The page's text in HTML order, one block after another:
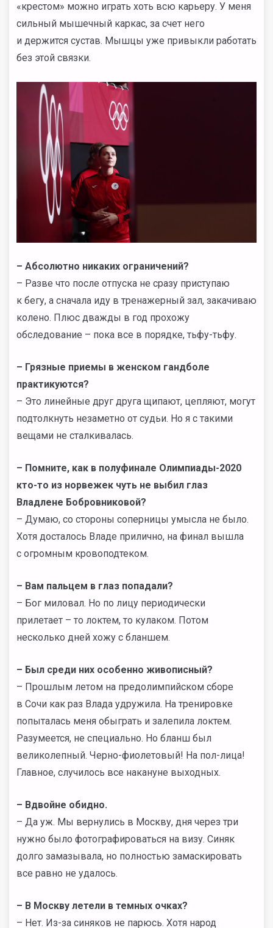
«крестом» можно играть хоть всю карьеру. У меня
сильный мышечный каркас, за счет него
и держится сустав. Мышцы уже привыкли работать
без этой связки.
– Абсолютно никаких ограничений?
– Разве что после отпуска не сразу приступаю
к бегу, а сначала иду в тренажерный зал, закачиваю
колено. Плюс дважды в год прохожу
обследование – пока все в порядке, тьфу-тьфу.
– Грязные приемы в женском гандболе
практикуются?
– Это линейные друг друга щипают, цепляют, могут
подтолкнуть незаметно от судьи. Но я с такими
вещами не сталкивалась.
– Помните, как в полуфинале Олимпиады-2020
кто-то из норвежек чуть не выбил глаз
Владлене Бобровниковой?
– Думаю, со стороны соперницы умысла не было.
Хотя досталось Владе прилично, на финал вышла
с огромным кровоподтеком.
– Вам пальцем в глаз попадали?
– Бог миловал. Но по лицу периодически
прилетает – то локтем, то кулаком. Потом
несколько дней хожу с бланшем.
– Был среди них особенно живописный?
– Прошлым летом на предолимпийском сборе
в Сочи как раз Влада удружила. На тренировке
попыталась меня обыграть и залепила локтем.
Разумеется, не специально. Но бланш был
великолепный. Черно-фиолетовый! На пол-лица!
Главное, случилось все накануне выходных.
– Вдвойне обидно.
– Да уж. Мы вернулись в Москву, дня через три
нужно было фотографироваться на визу. Синяк
долго замазывала, но полностью замаскировать
все равно не удалось.
– В Москву летели в темных очках?
– Нет. Из-за синяков не парюсь. Хотя народ